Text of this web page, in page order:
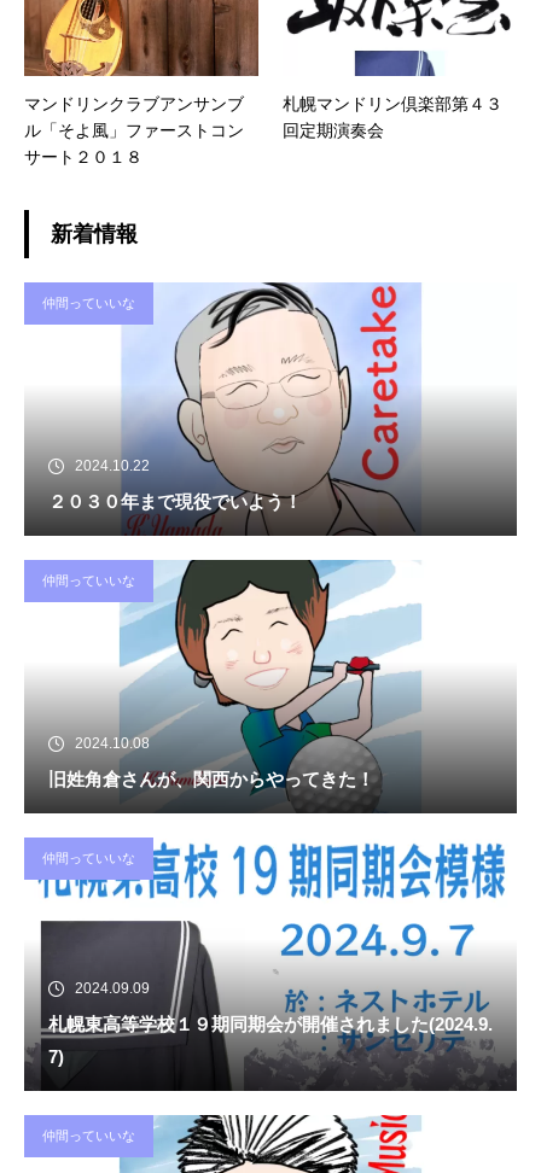
マンドリンクラブアンサンブ
ル「そよ風」ファーストコン
サート２０１８
札幌マンドリン倶楽部第４３
回定期演奏会
新着情報
仲間っていいな
2024.10.22
２０３０年まで現役でいよう！
仲間っていいな
2024.10.08
旧姓角倉さんが、関西からやってきた！
仲間っていいな
2024.09.09
札幌東高等学校１９期同期会が開催されました(2024.9.
7)
仲間っていいな